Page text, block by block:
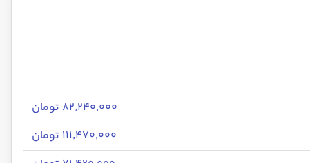
۸۲٬۲۴۰٬۰۰۰ تومان
۱۱۱٬۴۷۰٬۰۰۰ تومان